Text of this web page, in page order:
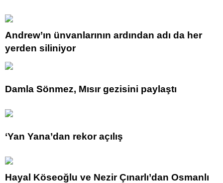
Andrew’ın ünvanlarının ardından adı da her
yerden siliniyor
Damla Sönmez, Mısır gezisini paylaştı
‘Yan Yana’dan rekor açılış
Hayal Köseoğlu ve Nezir Çınarlı’dan Osmanlı